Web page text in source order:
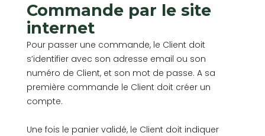
Commande par le site
internet
Pour passer une commande, le Client doit
s’identifier avec son adresse email ou son
numéro de Client, et son mot de passe. A sa
première commande le Client doit créer un
compte.
Une fois le panier validé, le Client doit indiquer